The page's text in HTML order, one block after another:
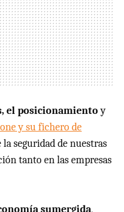
el posicionamientoy
y su fichero de
seguridad de nuestras
tanto en las empresas
sumergida,